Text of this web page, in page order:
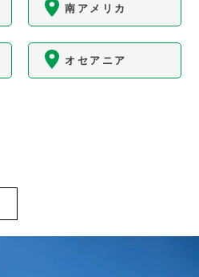
南アメリカ
オセアニア